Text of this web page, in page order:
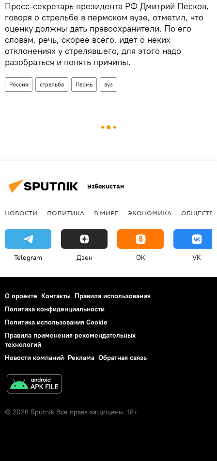
Пресс-секретарь президента РФ Дмитрий Песков,
говоря о стрельбе в пермском вузе, отметил, что
оценку должны дать правоохранители. По его
словам, речь, скорее всего, идет о неких
отклонениях у стрелявшего, для этого надо
разобраться и понять причины.
Россия стрельба Пермь вуз
Узбекистан
НОВОСТИ ПОЛИТИКА В МИРЕ ЭКОНОМИКА
Telegram Дзен OK VK
О проекте Контакты Правила использования
Политика конфиденциальности
Политика использования Cookie
Правила применения рекомендательных
технологий
Новости компаний Реклама Обратная связь
© 2026 Sputnik Все права защищены. 18+